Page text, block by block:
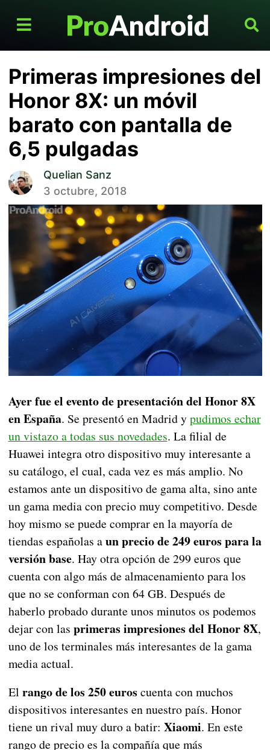
Primeras impresiones del
Honor 8X: un móvil
barato con pantalla de
6,5 pulgadas
Quelian Sanz
3 octubre, 2018
Ayer fue el evento de presentación del Honor 8X
en España. Se presentó en Madrid ypudimos echar
un vistazo a todas sus novedades. La filial de
Huawei integra otro dispositivo muy interesante a
su catálogo, el cual, cada vez es más amplio. No
estamos ante un dispositivo de gama alta, sino ante
un gama media con precio muy competitivo. Desde
hoy mismo se puede comprar en la mayoría de
tiendas españolas aun precio de 249 euros para la
versión base. Hay otra opción de 299 euros que
cuenta con algo más de almacenamiento para los
que no se conforman con 64 GB. Después de
haberlo probado durante unos minutos os podemos
dejar con las primeras impresiones del Honor 8X,
uno de los terminales más interesantes de la gama
media actual.
El rango de los 250 euros cuenta con muchos
dispositivos interesantes en nuestro país. Honor
tiene un rival muy duro a batir: Xiaomi. En este
rango de precio es la compañía que más